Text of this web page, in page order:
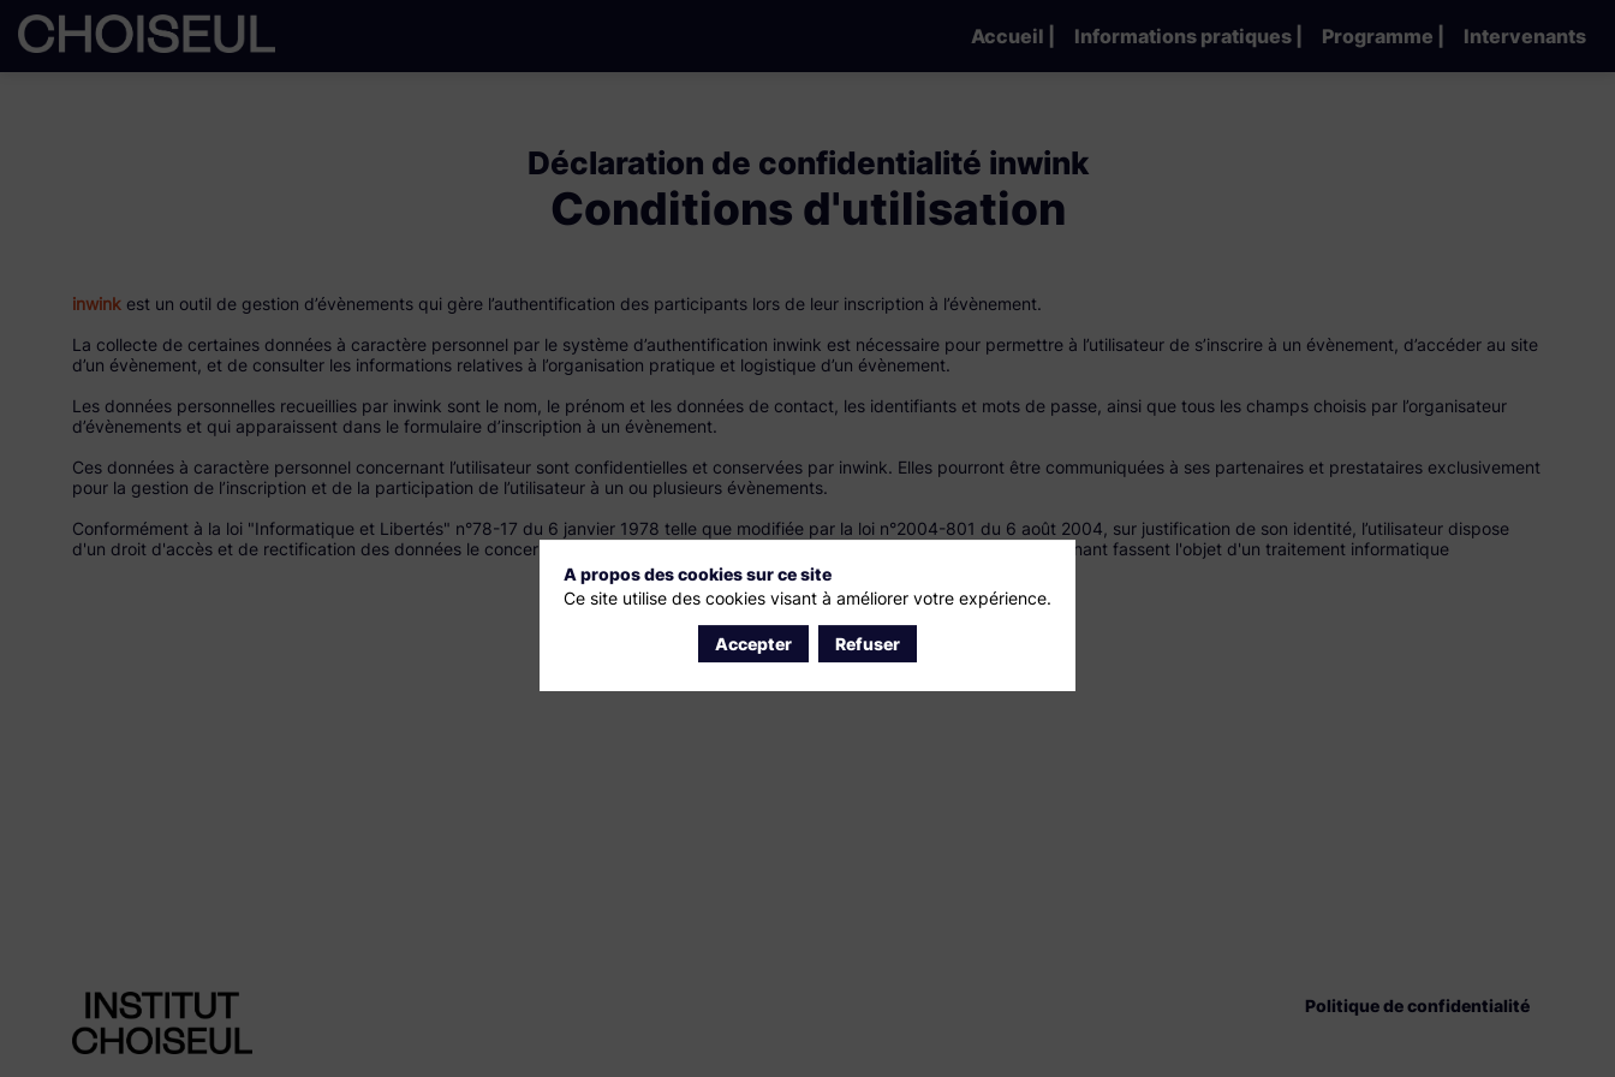
Accueil | Informations pratiques | Programme | Intervenants
Déclaration de confidentialité inwink
Conditions d'utilisation
inwink est un outil de gestion d’évènements qui gère l’authentification des participants lors de leur inscription à l’évènement.
La collecte de certaines données à caractère personnel par le système d’authentification inwink est nécessaire pour permettre à l’utilisateur de s’inscrire à un évènement, d’accéder au site
d’un évènement, et de consulter les informations relatives à l’organisation pratique et logistique d’un évènement.
Les données personnelles recueillies par inwink sont le nom, le prénom et les données de contact, les identifiants et mots de passe, ainsi que tous les champs choisis par l’organisateur
d’évènements et qui apparaissent dans le formulaire d’inscription à un évènement.
Ces données à caractère personnel concernant l’utilisateur sont confidentielles et conservées par inwink. Elles pourront être communiquées à ses partenaires et prestataires exclusivement
pour la gestion de l’inscription et de la participation de l’utilisateur à un ou plusieurs évènements.
Conformément à la loi "Informatique et Libertés" n°78-17 du 6 janvier 1978 telle que modifiée par la loi n°2004-801 du 6 août 2004, sur justification de son identité, l’utilisateur dispose
d'un droit d'accès et de rectification des données le concernant, ainsi que du droit de s’opposer à ce que les données le concernant fassent l'objet d'un traitement informatique
Politique de confidentialité
A propos des cookies sur ce site
Ce site utilise des cookies visant à améliorer votre expérience.
Accepter Refuser